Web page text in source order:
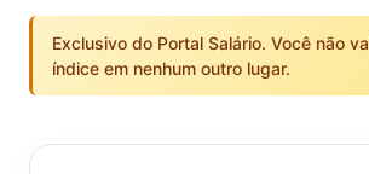
Exclusivo do Portal Salário. Você não
índice em nenhum outro lugar.